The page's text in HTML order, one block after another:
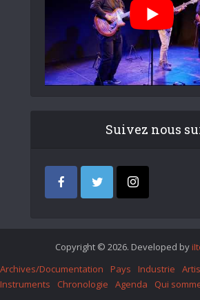
Suivez nous
Copyright © 2026. Developed by
Archives/Documentation
Pays Industrie
Instruments
Chronologie Agenda Qui